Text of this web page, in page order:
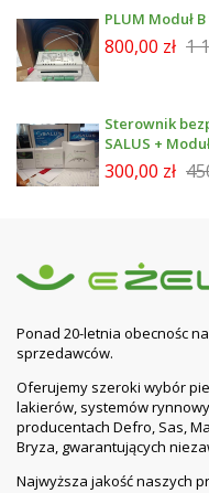
PLUM Moduł
800,00 zł 1
Sterownik
SALUS +
300,00 zł
Ponad 20-letnia obecnośc
sprzedawców.
Oferujemy szeroki wybór
lakierów, systemów
producentach Defro, Sas,
Bryza, gwarantujących
Najwyższa jakość naszych